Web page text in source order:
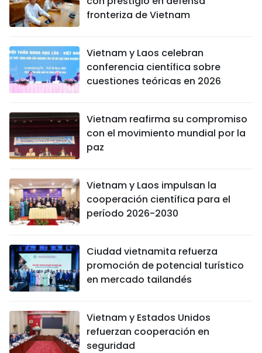
fronteriza de Vietnam
Vietnam y Laos celebran
conferencia científica sobre
cuestiones teóricas en 2026
Vietnam reafirma su compromiso
con el movimiento mundial por la
paz
Vietnam y Laos impulsan la
cooperación científica para el
período 2026-2030
Ciudad vietnamita refuerza
promoción de potencial turístico
en mercado tailandés
Vietnam y Estados Unidos
refuerzan cooperación en
seguridad